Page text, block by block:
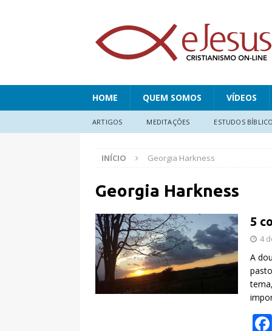
HOME QUEM SOMOS VÍDEOS
ARTIGOS MEDITAÇÕES ESTUDOS
INÍCIO Georgia Harkness
Georgia Harkness
5
4
A